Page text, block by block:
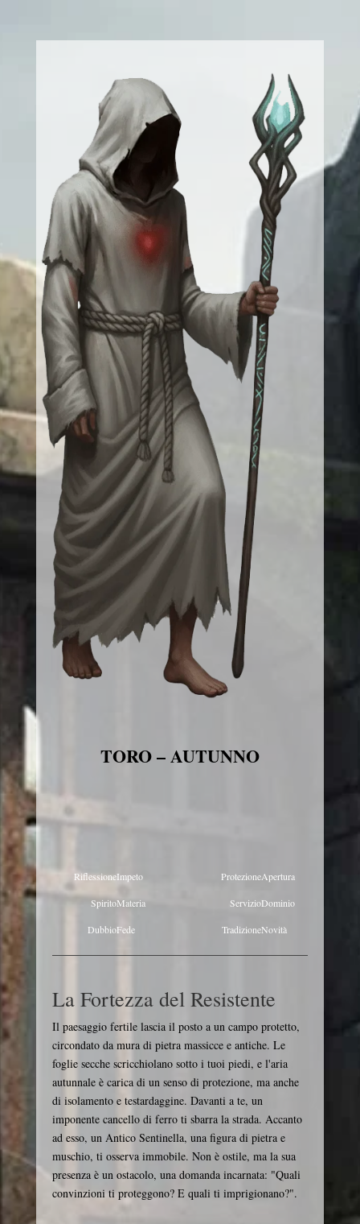
TORO – AUTUNNO
RiflessioneImpeto ProtezioneApertura
SpiritoMateria ServizioDominio
DubbioFede TradizioneNovità
La Fortezza del Resistente
Il paesaggio fertile lascia il posto a un campo protetto,
circondato da mura di pietra massicce e antiche. Le
foglie secche scricchiolano sotto i tuoi piedi, e l'aria
autunnale è carica di un senso di protezione, ma anche
di isolamento e testardaggine. Davanti a te, un
imponente cancello di ferro ti sbarra la strada. Accanto
ad esso, un Antico Sentinella, una figura di pietra e
muschio, ti osserva immobile. Non è ostile, ma la sua
presenza è un ostacolo, una domanda incarnata: "Quali
convinzioni ti proteggono? E quali ti imprigionano?".